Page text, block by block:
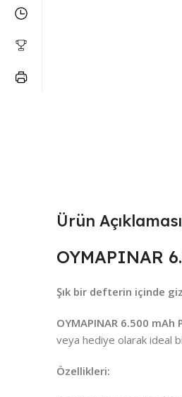
Ürün Açıklaması
OYMAPINAR
Şık bir defterin içinde
OYMAPINAR 6.500 mAh
veya hediye olarak ideal
Özellikleri: